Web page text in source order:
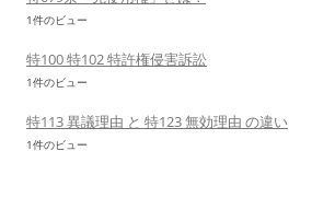
1件のビュー
特100 特102 特許権侵害訴訟
1件のビュー
特113 異議理由 と 特123 無効理由 の違い
1件のビュー